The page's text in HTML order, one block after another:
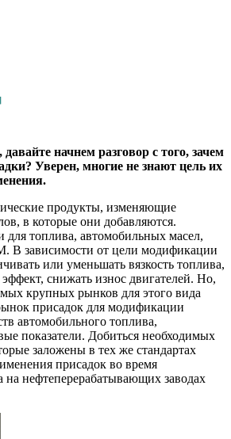
начнем разговор с того, зачем
Уверен, многие не знают цель их
продукты, изменяющие
в которые они добавляются.
топлива, автомобильных масел,
В зависимости от цели модификации
или уменьшать вязкость топлива,
снижать износ двигателей. Но,
крупных рынков для этого вида
присадок для модификации
автомобильного топлива,
показатели. Добиться необходимых
заложены в тех же стандартах
присадок во время
на нефтеперерабатывающих заводах